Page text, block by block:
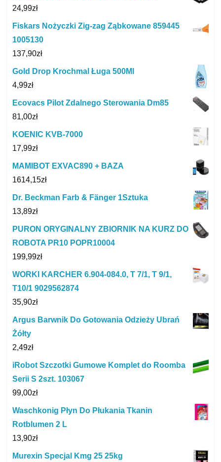
24,99zł
Fiskars Nożyczki Zig-zag Ząbkowane 859445
1005130
137,90zł
Gold Drop Krochmal Ługa 500Ml
4,99zł
Ecovacs Pilot Zdalnego Sterowania Dm85
81,00zł
KOENIC KVB-7000
17,99zł
MAMIBOT EXVAC890 + BAZA
1614,15zł
Dr. Beckman Farb & Fänger 1Sztuka
13,89zł
PURON ORYGINALNY ZBIORNIK NA KURZ DO
ROBOTA PR10 POPR10004
199,99zł
WORKI KARCHER 6.904-084.0, T 7/1, T 9/1,
T10/1 9029562874
35,90zł
Argus Barwnik Do Gotowania Odzieży Ubrań
Żółty
2,49zł
iRobot Szczotki Gumowe Komplet do Roomba
Serii S 2szt. 103067
99,00zł
Waschkonig Płyn Do Płukania Tkanin
Rotblumen 2 L
13,90zł
Murexin Specjal Kmg 25 25kg